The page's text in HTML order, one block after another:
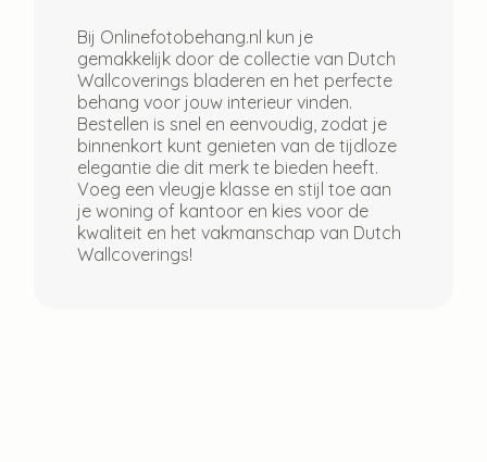
Bij Onlinefotobehang.nl kun je
gemakkelijk door de collectie van Dutch
Wallcoverings bladeren en het perfecte
behang voor jouw interieur vinden.
Bestellen is snel en eenvoudig, zodat je
binnenkort kunt genieten van de tijdloze
elegantie die dit merk te bieden heeft.
Voeg een vleugje klasse en stijl toe aan
je woning of kantoor en kies voor de
kwaliteit en het vakmanschap van Dutch
Wallcoverings!